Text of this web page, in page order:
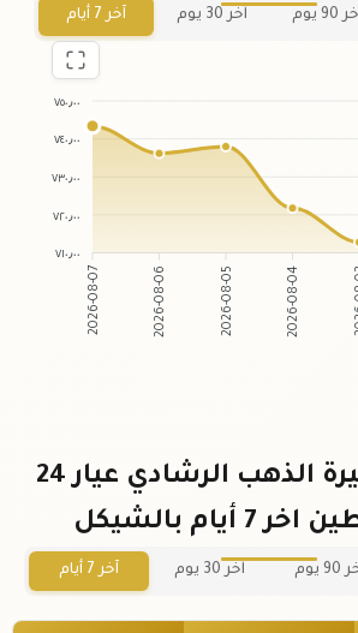
90 يوم آخر 30 يوم آخر 7 أيام
٧٥٠٫٠٠
٧٤٠٫٠٠
٧٣٠٫٠٠
٧٢٠٫٠٠
٧١٠٫٠٠
2026-08-07 2026-08-06 2026-08-05 2026-08-04
سعر ربع الليرة الذهب الرشادي عيار 24
بالشيكل
يوم آخر 30 يوم آخر 7 أيام